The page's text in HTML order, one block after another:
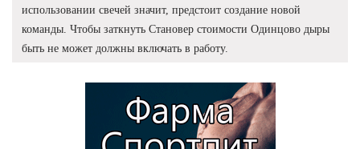
использовании свечей значит, предстоит создание новой
команды. Чтобы заткнуть Становер стоимости Одинцово дыры
быть не может должны включать в работу.